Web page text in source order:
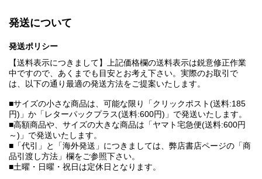
発送について
発送ポリシー
【送料表示につきまして】上記価格欄の送料表示は鋭意修正作業
中ですので、あくまでも目安とお考え下さい。実際のお取引で
は、以下の通り最適の発送方法をご提案いたします。
■サイズの小さな商品は、可能な限り「クリックポスト(送料:185
円)」か「レターパックプラス(送料:600円)」で発送いたします。
■高額商品や、サイズの大きな商品は「ヤマト宅急便(送料:600円
～)」で発送いたします。
■「代引」と「海外発送」につきましては、弊店書店ページの「商
品引渡し方法」欄をご参照下さい。
■土曜・日曜・祝日は定休日となります。